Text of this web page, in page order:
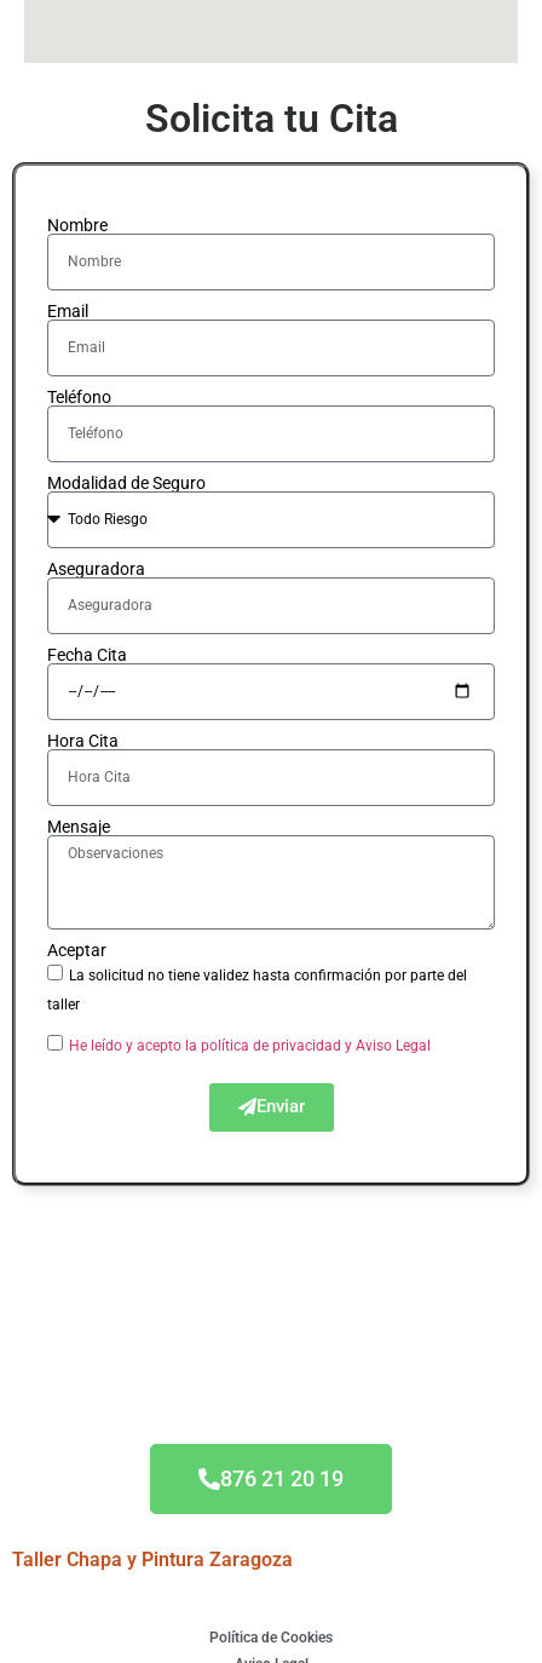
Solicita tu Cita
Nombre
Email
Teléfono
Modalidad de Seguro
Aseguradora
Fecha Cita
Hora Cita
Mensaje
Aceptar
La solicitud no tiene validez hasta confirmación por parte del
taller
He leído y acepto la política de privacidad y Aviso Legal
Enviar
876 21 20 19
Taller Chapa y Pintura Zaragoza
Política de Cookies